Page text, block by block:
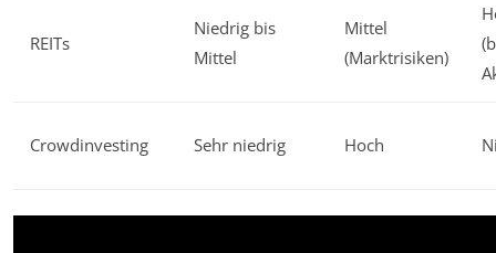
REITs
Niedrig bis
Mittel
Mittel
(Marktrisiken)
Crowdinvesting Sehr niedrig Hoch